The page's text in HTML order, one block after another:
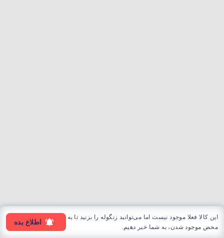
این کالا فعلا موجود نیست اما می‌توانید زنگوله را بزنید تا به
محض موجود شدن، به شما خبر دهیم.
اطلاع بده